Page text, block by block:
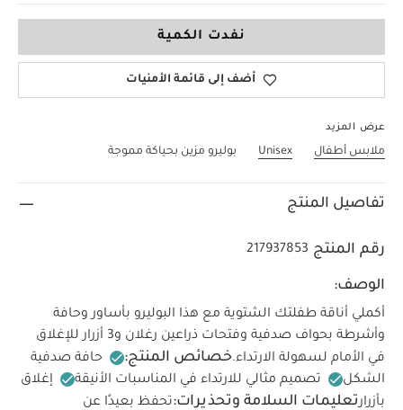
نفدت الكمية
أضف إلى قائمة الأمنيات
عرض المزيد
ملابس أطفال Unisex بوليرو مزين بحياكة مموجة
تفاصيل المنتج
رقم المنتج 217937853
الوصف:
أكملي أناقة طفلتك الشتوية مع هذا البوليرو بأساور وحافة
وأشرطة بحواف صدفية وفتحات ذراعين رغلان و3 أزرار للإغلاق
في الأمام لسهولة الارتداء.خصائص المنتج:
حافة صدفية
الشكل
تصميم مثالي للارتداء في المناسبات الأنيقة
إغلاق
بأزرارتعليمات السلامة وتحذيرات:تحفظ بعيدًا عن